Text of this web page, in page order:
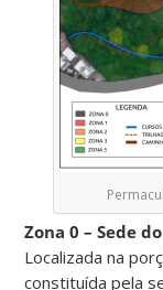
Zona 0 – Sede
Localizada na
constituída pela